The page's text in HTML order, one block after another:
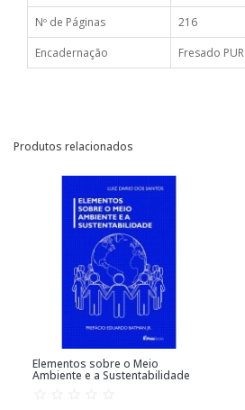
Nº de Páginas
216
Encadernação
Fresado PUR
Produtos relacionados
Elementos sobre o Meio
Ambiente e a Sustentabilidade